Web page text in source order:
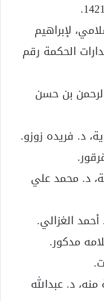
لإبراهيم
الحكمة رقم
بن حسن
د. محمد علي
د. عبدالله